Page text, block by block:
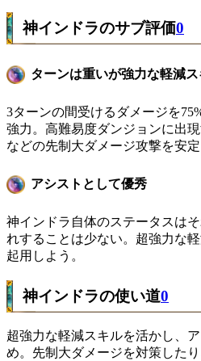
神インドラのサブ評価0
ターンは重いが強力な軽減
3ターンの間受けるダメージを
強力。高難易度ダンジョンに出
などの先制大ダメージ攻撃を安
アシストとして優秀
神インドラ自体のステータスは
れすることは少ない。超強力な
起用しよう。
神インドラの使い道0
超強力な軽減スキルを活かし、
め。先制大ダメージを対策した